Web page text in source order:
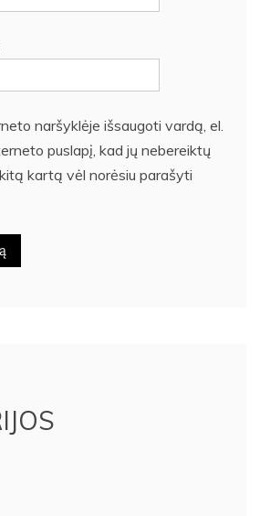
naršyklėje išsaugoti vardą, el.
puslapį, kad jų nebereiktų
kartą vėl norėsiu parašyti